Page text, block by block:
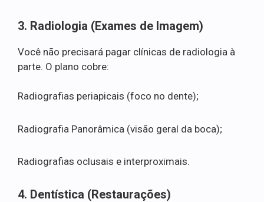
3. Radiologia (Exames de Imagem)
Você não precisará pagar clínicas de radiologia à
parte. O plano cobre:
Radiografias periapicais (foco no dente);
Radiografia Panorâmica (visão geral da boca);
Radiografias oclusais e interproximais.
4. Dentística (Restaurações)